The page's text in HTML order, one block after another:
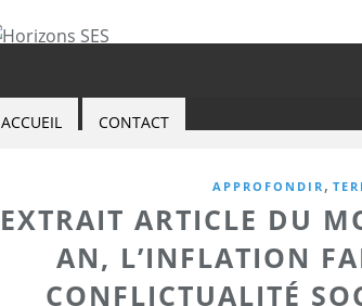
ACCUEIL CONTACT
APPROFONDIR ,
EXTRAIT ARTICLE DU
AN, L’INFLATION
CONFLICTUALITÉ